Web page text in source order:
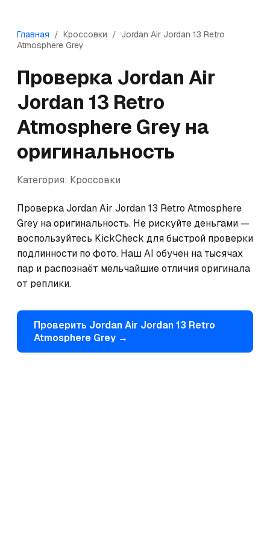
Главная / Кроссовки / Jordan Air Jordan 13 Retro
Atmosphere Grey
Проверка Jordan Air
Jordan 13 Retro
Atmosphere Grey на
оригинальность
Категория: Кроссовки
Проверка Jordan Air Jordan 13 Retro Atmosphere
Grey на оригинальность. Не рискуйте деньгами —
воспользуйтесь KickCheck для быстрой проверки
подлинности по фото. Наш AI обучен на тысячах
пар и распознаёт мельчайшие отличия оригинала
от реплики.
Проверить JordanAir Jordan 13 Retro
Atmosphere Grey →